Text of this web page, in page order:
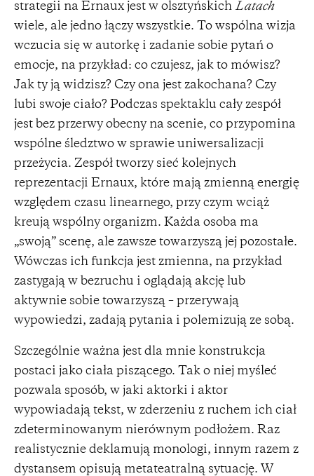
strategii na Ernaux jest w olsztyńskich Latach
wiele, ale jedno łączy wszystkie. To wspólna wizja
wczucia się w autorkę i zadanie sobie pytań o
emocje, na przykład: co czujesz, jak to mówisz?
Jak ty ją widzisz? Czy ona jest zakochana? Czy
lubi swoje ciało? Podczas spektaklu cały zespół
jest bez przerwy obecny na scenie, co przypomina
wspólne śledztwo w sprawie uniwersalizacji
przeżycia. Zespół tworzy sieć kolejnych
reprezentacji Ernaux, które mają zmienną energię
względem czasu linearnego, przy czym wciąż
kreują wspólny organizm. Każda osoba ma
„swoją” scenę, ale zawsze towarzyszą jej pozostałe.
Wówczas ich funkcja jest zmienna, na przykład
zastygają w bezruchu i oglądają akcję lub
aktywnie sobie towarzyszą – przerywają
wypowiedzi, zadają pytania i polemizują ze sobą.
Szczególnie ważna jest dla mnie konstrukcja
postaci jako ciała piszącego. Tak o niej myśleć
pozwala sposób, w jaki aktorki i aktor
wypowiadają tekst, w zderzeniu z ruchem ich ciał
zdeterminowanym nierównym podłożem. Raz
realistycznie deklamują monologi, innym razem z
dystansem opisują metateatralną sytuację. W